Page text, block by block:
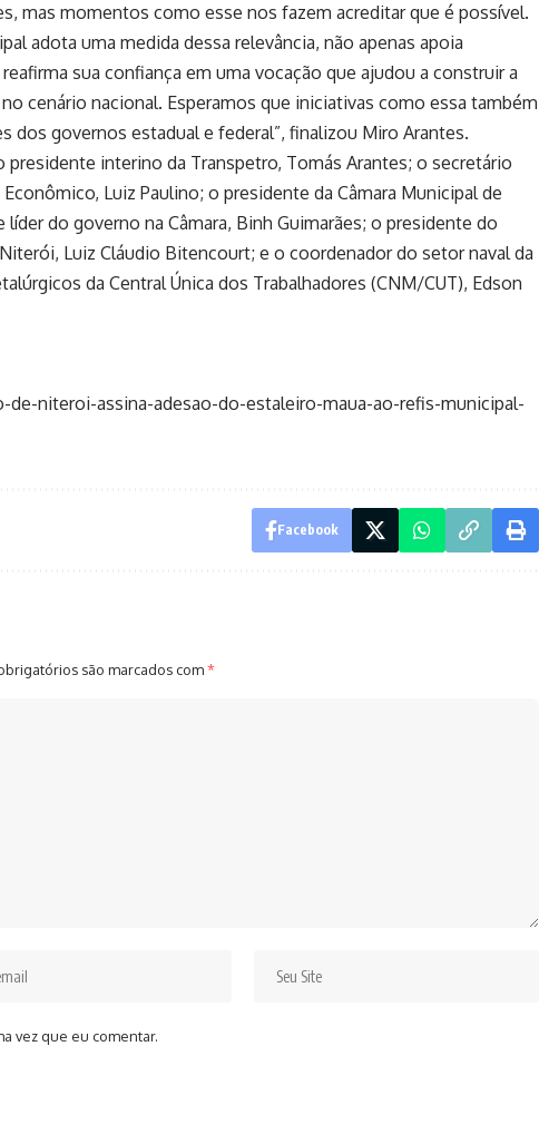
mas momentos como esse nos fazem acreditar que é possível.
adota uma medida dessa relevância, não apenas apoia
sua confiança em uma vocação que ajudou a construir a
cenário nacional. Esperamos que iniciativas como essa também
dos governos estadual e federal”, finalizou Miro Arantes.
presidente interino da Transpetro, Tomás Arantes; o secretário
Luiz Paulino; o presidente da Câmara Municipal de
do governo na Câmara, Binh Guimarães; o presidente do
Luiz Cláudio Bitencourt; e o coordenador do setor naval da
da Central Única dos Trabalhadores (CNM/CUT), Edson
niteroi-assina-adesao-do-estaleiro-maua-ao-refis-municipal-
Facebook
são marcados com*
vez que eu comentar.